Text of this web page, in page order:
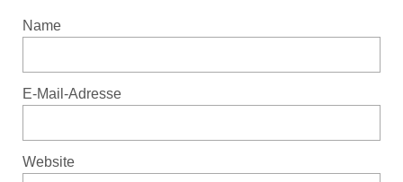
Name
E-Mail-Adresse
Website